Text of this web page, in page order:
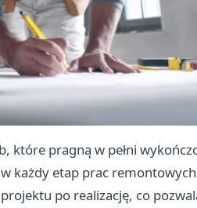
które pragną w pełni
każdy etap prac
po realizację, co